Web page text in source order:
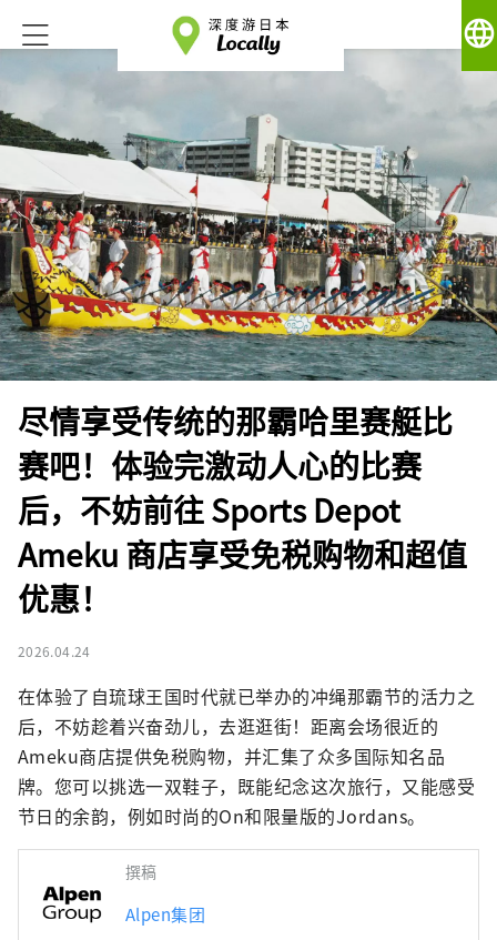
language
尽情享受传统的那霸哈里赛艇比
赛吧！体验完激动人心的比赛
后，不妨前往 Sports Depot
Ameku 商店享受免税购物和超值
优惠！
2026.04.24
在体验了自琉球王国时代就已举办的冲绳那霸节的活力之
后，不妨趁着兴奋劲儿，去逛逛街！距离会场很近的
Ameku商店提供免税购物，并汇集了众多国际知名品
牌。您可以挑选一双鞋子，既能纪念这次旅行，又能感受
节日的余韵，例如时尚的On和限量版的Jordans。
撰稿
Alpen集团